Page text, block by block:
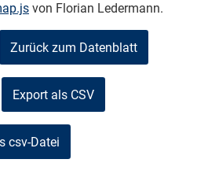
von Florian Ledermann.
Zurück zum Datenblatt
Export als CSV